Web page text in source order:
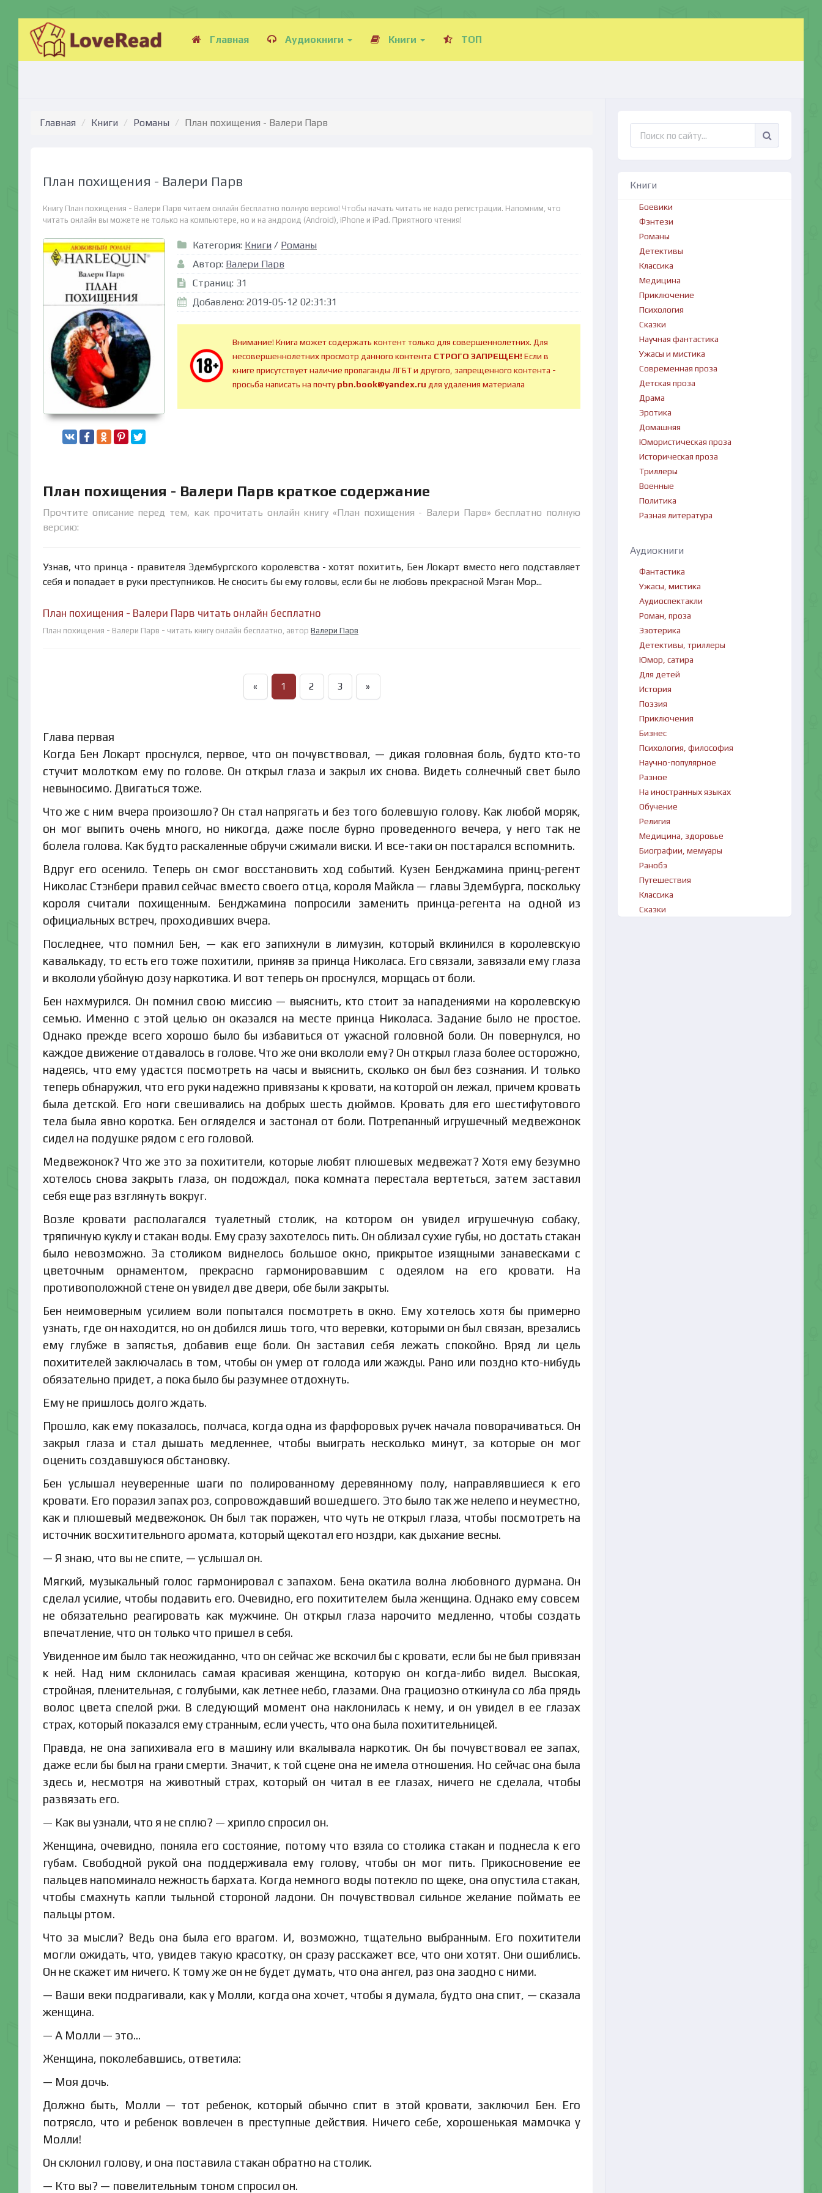
Главная Аудиокниги Книги ТОП
Главная Книги Романы План похищения - Валери Парв
План похищения - Валери Парв
Книгу План похищения - Валери Парв читаем онлайн бесплатно полную версию! Чтобы начать читать не надо регистрации. Напомним, что
читать онлайн вы можете не только на компьютере, но и на андроид (Android), iPhone и iPad. Приятного чтения!
Категория: Книги / Романы
Автор: Валери Парв
Страниц: 31
Добавлено: 2019-05-12 02:31:31
Внимание! Книга может содержать контент только для совершеннолетних. Для
несовершеннолетних просмотр данного контента СТРОГО ЗАПРЕЩЕН!Если в
книге присутствует наличие пропаганды ЛГБТ и другого, запрещенного контента -
просьба написать на почтуpbn.book@yandex.ru для удаления материала
План похищения - Валери Парв краткое содержание
Прочтите описание перед тем, как прочитать онлайн книгу «План похищения - Валери Парв» бесплатно полную
версию:
Узнав, что принца - правителя Эдембургского королевства - хотят похитить, Бен Локарт вместо него подставляет
себя и попадает в руки преступников. Не сносить бы ему головы, если бы не любовь прекрасной Мэган Мор...
План похищения - Валери Парв читать онлайн бесплатно
План похищения - Валери Парв - читать книгу онлайн бесплатно, автор Валери Парв
« 1 2 3 »
Глава первая
Когда Бен Локарт проснулся, первое, что он почувствовал, — дикая головная боль, будто кто-то
стучит молотком ему по голове. Он открыл глаза и закрыл их снова. Видеть солнечный свет было
невыносимо. Двигаться тоже.
Что же с ним вчера произошло? Он стал напрягать и без того болевшую голову. Как любой моряк,
он мог выпить очень много, но никогда, даже после бурно проведенного вечера, у него так не
болела голова. Как будто раскаленные обручи сжимали виски. И все-таки он постарался вспомнить.
Вдруг его осенило. Теперь он смог восстановить ход событий. Кузен Бенджамина принц-регент
Николас Стэнбери правил сейчас вместо своего отца, короля Майкла — главы Эдембурга, поскольку
короля считали похищенным. Бенджамина попросили заменить принца-регента на одной из
официальных встреч, проходивших вчера.
Последнее, что помнил Бен, — как его запихнули в лимузин, который вклинился в королевскую
кавалькаду, то есть его тоже похитили, приняв за принца Николаса. Его связали, завязали ему глаза
и вкололи убойную дозу наркотика. И вот теперь он проснулся, морщась от боли.
Бен нахмурился. Он помнил свою миссию — выяснить, кто стоит за нападениями на королевскую
семью. Именно с этой целью он оказался на месте принца Николаса. Задание было не простое.
Однако прежде всего хорошо было бы избавиться от ужасной головной боли. Он повернулся, но
каждое движение отдавалось в голове. Что же они вкололи ему? Он открыл глаза более осторожно,
надеясь, что ему удастся посмотреть на часы и выяснить, сколько он был без сознания. И только
теперь обнаружил, что его руки надежно привязаны к кровати, на которой он лежал, причем кровать
была детской. Его ноги свешивались на добрых шесть дюймов. Кровать для его шестифутового
тела была явно коротка. Бен огляделся и застонал от боли. Потрепанный игрушечный медвежонок
сидел на подушке рядом с его головой.
Медвежонок? Что же это за похитители, которые любят плюшевых медвежат? Хотя ему безумно
хотелось снова закрыть глаза, он подождал, пока комната перестала вертеться, затем заставил
себя еще раз взглянуть вокруг.
Возле кровати располагался туалетный столик, на котором он увидел игрушечную собаку,
тряпичную куклу и стакан воды. Ему сразу захотелось пить. Он облизал сухие губы, но достать стакан
было невозможно. За столиком виднелось большое окно, прикрытое изящными занавесками с
цветочным орнаментом, прекрасно гармонировавшим с одеялом на его кровати. На
противоположной стене он увидел две двери, обе были закрыты.
Бен неимоверным усилием воли попытался посмотреть в окно. Ему хотелось хотя бы примерно
узнать, где он находится, но он добился лишь того, что веревки, которыми он был связан, врезались
ему глубже в запястья, добавив еще боли. Он заставил себя лежать спокойно. Вряд ли цель
похитителей заключалась в том, чтобы он умер от голода или жажды. Рано или поздно кто-нибудь
обязательно придет, а пока было бы разумнее отдохнуть.
Ему не пришлось долго ждать.
Прошло, как ему показалось, полчаса, когда одна из фарфоровых ручек начала поворачиваться. Он
закрыл глаза и стал дышать медленнее, чтобы выиграть несколько минут, за которые он мог
оценить создавшуюся обстановку.
Бен услышал неуверенные шаги по полированному деревянному полу, направлявшиеся к его
кровати. Его поразил запах роз, сопровождавший вошедшего. Это было так же нелепо и неуместно,
как и плюшевый медвежонок. Он был так поражен, что чуть не открыл глаза, чтобы посмотреть на
источник восхитительного аромата, который щекотал его ноздри, как дыхание весны.
— Я знаю, что вы не спите, — услышал он.
Мягкий, музыкальный голос гармонировал с запахом. Бена окатила волна любовного дурмана. Он
сделал усилие, чтобы подавить его. Очевидно, его похитителем была женщина. Однако ему совсем
не обязательно реагировать как мужчине. Он открыл глаза нарочито медленно, чтобы создать
впечатление, что он только что пришел в себя.
Увиденное им было так неожиданно, что он сейчас же вскочил бы с кровати, если бы не был привязан
к ней. Над ним склонилась самая красивая женщина, которую он когда-либо видел. Высокая,
стройная, пленительная, с голубыми, как летнее небо, глазами. Она грациозно откинула со лба прядь
волос цвета спелой ржи. В следующий момент она наклонилась к нему, и он увидел в ее глазах
страх, который показался ему странным, если учесть, что она была похитительницей.
Правда, не она запихивала его в машину или вкалывала наркотик. Он бы почувствовал ее запах,
даже если бы был на грани смерти. Значит, к той сцене она не имела отношения. Но сейчас она была
здесь и, несмотря на животный страх, который он читал в ее глазах, ничего не сделала, чтобы
развязать его.
— Как вы узнали, что я не сплю? — хрипло спросил он.
Женщина, очевидно, поняла его состояние, потому что взяла со столика стакан и поднесла к его
губам. Свободной рукой она поддерживала ему голову, чтобы он мог пить. Прикосновение ее
пальцев напоминало нежность бархата. Когда немного воды потекло по щеке, она опустила стакан,
чтобы смахнуть капли тыльной стороной ладони. Он почувствовал сильное желание поймать ее
пальцы ртом.
Что за мысли? Ведь она была его врагом. И, возможно, тщательно выбранным. Его похитители
могли ожидать, что, увидев такую красотку, он сразу расскажет все, что они хотят. Они ошиблись.
Он не скажет им ничего. К тому же он не будет думать, что она ангел, раз она заодно с ними.
— Ваши веки подрагивали, как у Молли, когда она хочет, чтобы я думала, будто она спит, — сказала
женщина.
— А Молли — это…
Женщина, поколебавшись, ответила:
— Моя дочь.
Должно быть, Молли — тот ребенок, который обычно спит в этой кровати, заключил Бен. Его
потрясло, что и ребенок вовлечен в преступные действия. Ничего себе, хорошенькая мамочка у
Молли!
Он склонил голову, и она поставила стакан обратно на столик.
— Кто вы? — повелительным тоном спросил он.
Книги
Боевики
Фэнтези
Романы
Детективы
Классика
Медицина
Приключение
Психология
Сказки
Научная фантастика
Ужасы и мистика
Современная проза
Детская проза
Драма
Эротика
Домашняя
Юмористическая проза
Историческая проза
Триллеры
Военные
Политика
Разная литература
Аудиокниги
Фантастика
Ужасы, мистика
Аудиоспектакли
Роман, проза
Эзотерика
Детективы, триллеры
Юмор, сатира
Для детей
История
Поэзия
Приключения
Бизнес
Психология, философия
Научно-популярное
Разное
На иностранных языках
Обучение
Религия
Медицина, здоровье
Биографии, мемуары
Ранобэ
Путешествия
Классика
Сказки